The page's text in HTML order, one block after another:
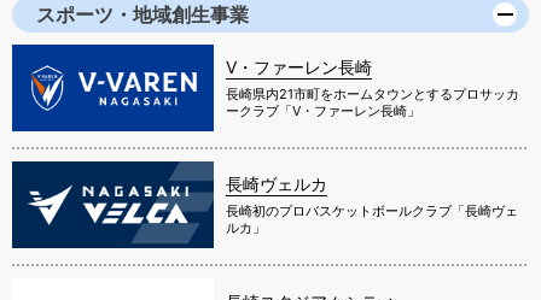
スポーツ・地域創生事業
V・ファーレン長崎
長崎県内21市町をホームタウンとするプロサッカ
ークラブ「V・ファーレン長崎」
長崎ヴェルカ
長崎初のプロバスケットボールクラブ「長崎ヴェ
ルカ」